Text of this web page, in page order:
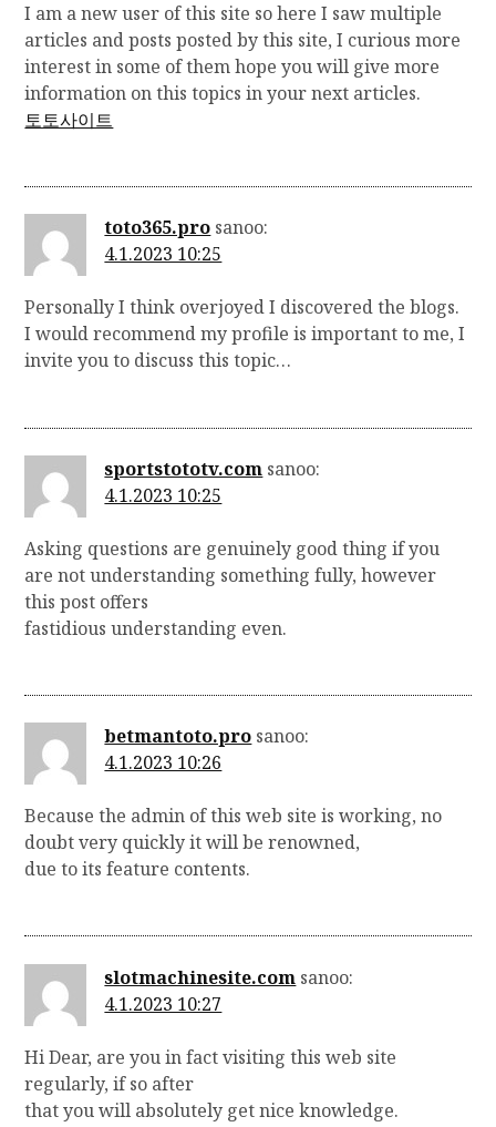
I am a new user of this site so here I saw multiple
articles and posts posted by this site, I curious more
interest in some of them hope you will give more
information on this topics in your next articles.
토토사이트
toto365.pro sanoo:
4.1.2023 10:25
Personally I think overjoyed I discovered the blogs.
I would recommend my profile is important to me, I
invite you to discuss this topic…
sportstototv.com sanoo:
4.1.2023 10:25
Asking questions are genuinely good thing if you
are not understanding something fully, however
this post offers
fastidious understanding even.
betmantoto.pro sanoo:
4.1.2023 10:26
Because the admin of this web site is working, no
doubt very quickly it will be renowned,
due to its feature contents.
slotmachinesite.com sanoo:
4.1.2023 10:27
Hi Dear, are you in fact visiting this web site
regularly, if so after
that you will absolutely get nice knowledge.